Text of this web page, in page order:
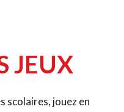
JEUX
scolaires, jouez en